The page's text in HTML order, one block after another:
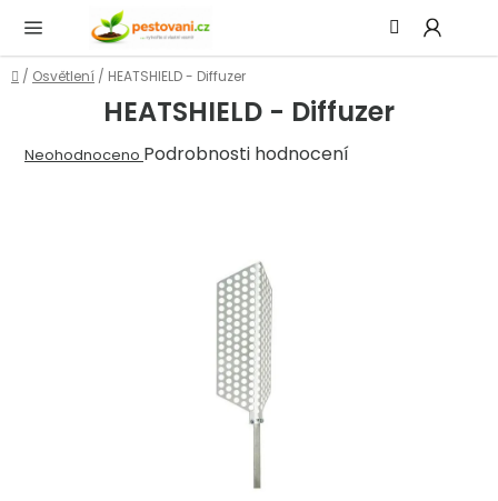
obsah
Domů
/ Osvětlení / HEATSHIELD - Diffuzer
HEATSHIELD - Diffuzer
Průměrné
Neohodnoceno Podrobnosti hodnocení